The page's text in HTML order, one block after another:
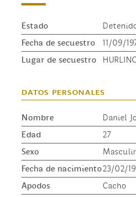
Estado
Fecha de secuestro
11/09/
Lugar de secuestro
datos personales
Nombre
Daniel
Edad
27
Sexo
Fecha de nacimiento23/02/
Apodos
Cacho